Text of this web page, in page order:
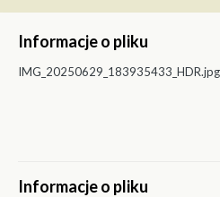
Informacje o pliku
IMG_20250629_183935433_HDR.jpg
Informacje o pliku